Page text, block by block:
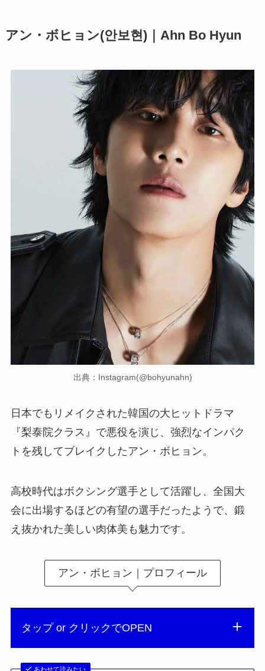
アン・ボヒョン(안보현)｜Ahn Bo Hyun
出典：Instagram(@bohyunahn)
日本でもリメイクされた韓国の大ヒットドラマ
『梨泰院クラス』で悪役を演じ、強烈なインパク
トを残してブレイクしたアン・ボヒョン。
高校時代はボクシング選手として活躍し、全国大
会に出場するほどの有望の選手だったようで、鍛
え抜かれた美しい肉体美も魅力です。
アン・ボヒョン｜プロフィール
タップ or クリックでOPEN
あわせて読みたい